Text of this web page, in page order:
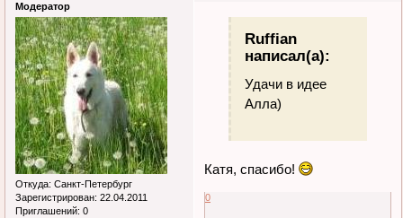
Модератор
Откуда: Санкт-Петербург
Зарегистрирован: 22.04.2011
Приглашений: 0
Ruffian
написал(а):
Удачи в идее
Алла)
Катя, спасибо!
0